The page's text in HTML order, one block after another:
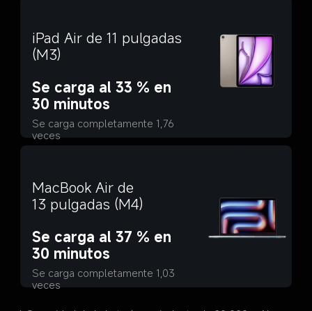
iPad Air de 11 pulgadas
(M3)
Se carga al 33 % en
30 minutos
Se carga completamente 1,76
veces
MacBook Air de
13 pulgadas (M4)
Se carga al 37 % en
30 minutos
Se carga completamente 1,03
veces